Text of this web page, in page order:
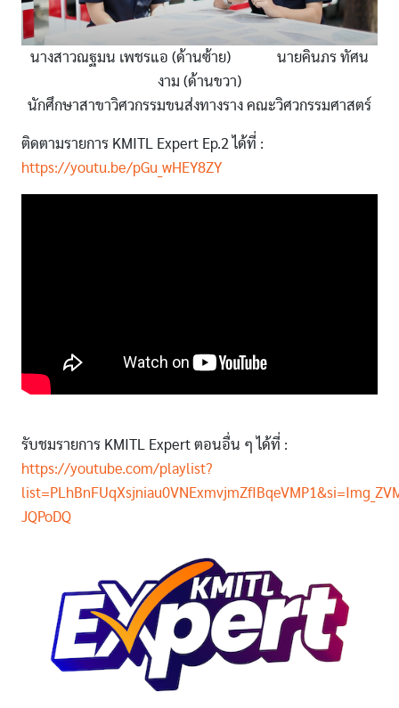
นางสาวณฐมน เพชรแอ (ด้านซ้าย) นายคินภร ทัศน
งาม (ด้านขวา)
นักศึกษาสาขาวิศวกรรมขนส่งทางราง คณะวิศวกรรมศาสตร์
ติดตามรายการ KMITL Expert Ep.2 ได้ที่ :
https://youtu.be/pGu_wHEY8ZY
รับชมรายการ KMITL Expert ตอนอื่น ๆ ได้ที่ :
https://youtube.com/playlist?
JQPoDQ